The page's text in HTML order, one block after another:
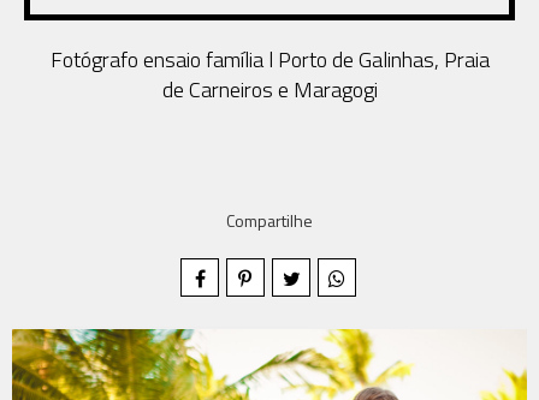
Fotógrafo ensaio família l Porto de Galinhas, Praia
de Carneiros e Maragogi
Compartilhe